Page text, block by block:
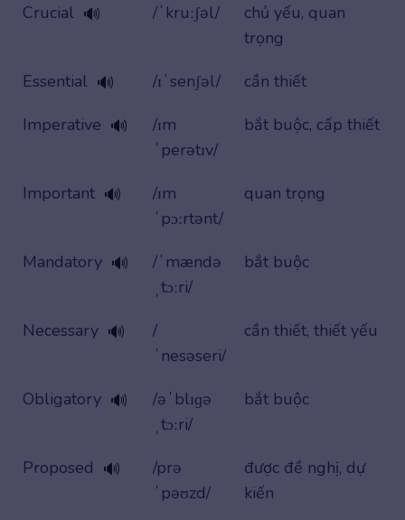
Crucial 🔊 /ˈkruːʃəl/
chủ yếu, quan
trọng
Essential 🔊 /ɪˈsenʃəl/
cần thiết
Imperative 🔊
/ɪm
ˈperətɪv/
bắt buộc, cấp thiết
Important 🔊
/ɪm
ˈpɔːrtənt/
quan trọng
Mandatory 🔊
/ˈmændə
ˌtɔːri/
bắt buộc
Necessary 🔊
/
ˈnesəseri/
cần thiết, thiết yếu
Obligatory 🔊
/əˈblɪɡə
ˌtɔːri/
bắt buộc
Proposed 🔊
/prə
ˈpəʊzd/
được đề nghị, dự
kiến